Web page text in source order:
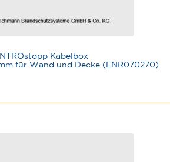
Kabelbox
für Wand und Decke (ENR070270)